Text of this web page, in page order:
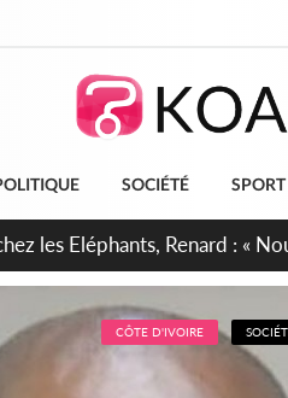
SOCIÉTÉ SPORT
de l'Indépendance, les
engagement envers la Nation
CÔTE D'IVOIRE